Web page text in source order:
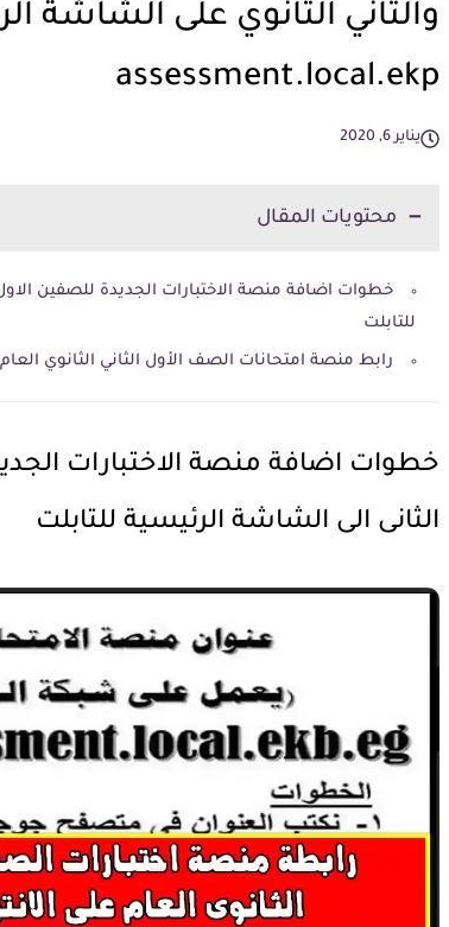
والثاني الثانوي على الشاشة
assessment.local.ekp
يناير 6, 2020
محتويات المقال
خطوات اضافة منصة الاختبارات الجديدة للصفين
للتابلت
رابط منصة امتحانات الصف الأول الثاني الثانوي العام 2020
خطوات اضافة منصة الاختبارات
الثانى الى الشاشة الرئيسية للتابلت